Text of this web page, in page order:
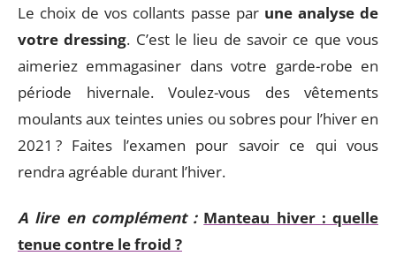
Le choix de vos collants passe par une analyse de
votre dressing. C’est le lieu de savoir ce que vous
aimeriez emmagasiner dans votre garde-robe en
période hivernale. Voulez-vous des vêtements
moulants aux teintes unies ou sobres pour l’hiver en
2021 ? Faites l’examen pour savoir ce qui vous
rendra agréable durant l’hiver.
A lire en complément : Manteau hiver : quelle
tenue contre le froid ?